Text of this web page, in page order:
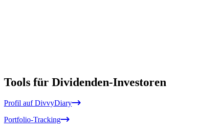
Tools für Dividenden-Investoren
Profil auf DivvyDiary
Portfolio-Tracking